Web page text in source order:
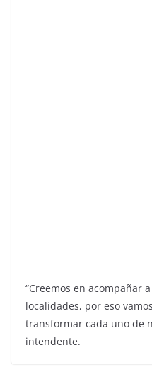
“Creemos en acompañar
localidades, por eso
transformar cada uno de
intendente.